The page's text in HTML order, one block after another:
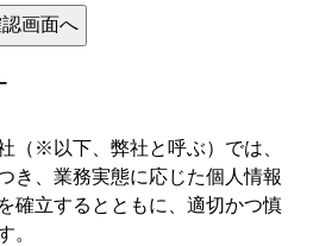
（※以下、弊社と呼ぶ）では、
き、業務実態に応じた個人情報
確立するとともに、適切かつ慎
。